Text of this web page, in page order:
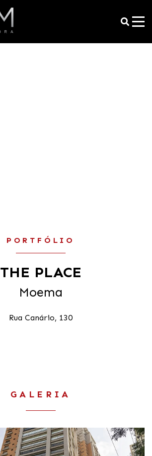
PORTFÓLIO
THE PLACE
Moema
Rua Canário, 130
GALERIA